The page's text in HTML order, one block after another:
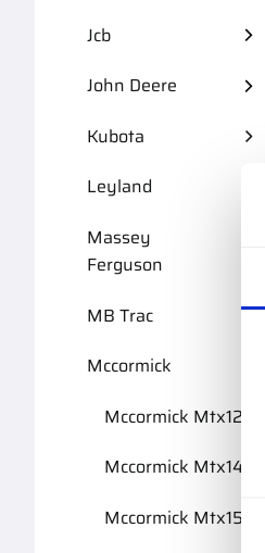
Jcb
John Deere
Kubota
Leyland
Massey
Ferguson
MB Trac
Mccormick
Mccormick Mtx125
Mccormick Mtx140
Mccormick Mtx155